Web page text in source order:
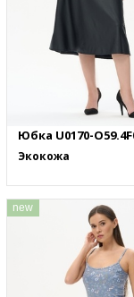
Юбка U0170-
Экокожа
new